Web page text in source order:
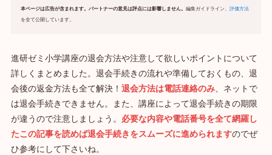
本ページは広告が含まれます。パートナーの意見は評点には影響しません。 編集ガイドライン、 評価方法
を全て公開しています。
進研ゼミ小学講座の退会方法や注意して欲しいポイントについて
詳しくまとめました。退会手続きの流れや準備しておくもの、退
会後の返金方法も全て解決！ 退会方法は電話連絡のみ、ネットで
は退会手続きできません。また、講座によって退会手続きの期限
が違うので注意しましょう。 必要な内容や電話番号を全て網羅し
たこの記事を読めば退会手続きをスムーズに進められますのでぜ
ひ参考にして下さいね。